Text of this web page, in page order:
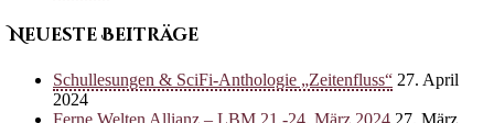
Neueste Beiträge
Schullesungen & SciFi-Anthologie „Zeitenfluss“ 27. April
2024
Ferne Welten Allianz – LBM 21.-24. März 2024 27. März